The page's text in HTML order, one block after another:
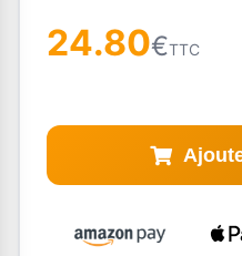
24.80€TTC